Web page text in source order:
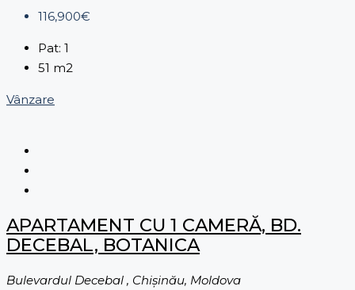
116,900€
Pat: 1
51 m2
Vânzare
APARTAMENT CU 1 CAMERĂ, BD.
DECEBAL, BOTANICA
Bulevardul Decebal , Chișinău, Moldova